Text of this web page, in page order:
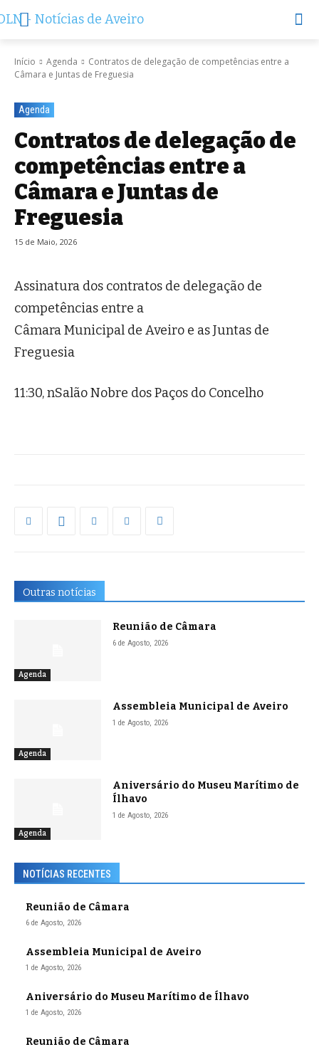
Início Agenda
Contratos de delegação de competências entre a
Câmara e Juntas de Freguesia
Agenda
Contratos de delegação de
competências entre a
Câmara e Juntas de
Freguesia
15 de Maio, 2026
Assinatura dos contratos de delegação de
competências entre a
Câmara Municipal de Aveiro e as Juntas de
Freguesia
11:30, nSalão Nobre dos Paços do Concelho
Outras notícias
Agenda
Reunião de Câmara
6 de Agosto, 2026
Agenda
Assembleia Municipal de Aveiro
1 de Agosto, 2026
Agenda
Aniversário do Museu Marítimo de
Ílhavo
1 de Agosto, 2026
NOTÍCIAS RECENTES
Reunião de Câmara
6 de Agosto, 2026
Assembleia Municipal de Aveiro
1 de Agosto, 2026
Aniversário do Museu Marítimo de Ílhavo
1 de Agosto, 2026
Reunião de Câmara